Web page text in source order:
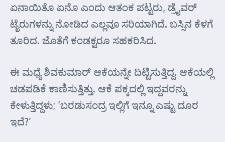
ಏನಾಯಿತೊ ಏನೊ ಎಂದು ಆತಂಕ ಪಟ್ಟರು, ಡ್ರೈವರ್
ಟೈರುಗಳನ್ನು ನೋಡಿದ ಎಲ್ಲವೂ ಸರಿಯಾಗಿದೆ. ಬಸ್ಸಿನ ಕೆಳಗೆ
ತೂರಿದ. ಜೊತೆಗೆ ಕಂಡಕ್ಟರೂ ಸಹಕರಿಸಿದ.
ಈ ಮಧ್ಯೆ ಶಿವಕುಮಾರ್ ಆಕೆಯನ್ನೇ ದಿಟ್ಟಿಸುತ್ತಿದ್ದ. ಆಕೆಯಲ್ಲಿ
ಚಡಪಡಿಕೆ ಕಾಣಿಸುತ್ತಿತ್ತು. ಆಕೆ ಪಕ್ಕದಲ್ಲಿ ಇದ್ದವರನ್ನು
ಕೇಳುತ್ತಿದ್ದಳು; ‘ಬರಡುಸಂದ್ರ ಇಲ್ಲಿಗೆ ಇನ್ನೂ ಎಷ್ಟು ದೂರ
ಇದೆ?’